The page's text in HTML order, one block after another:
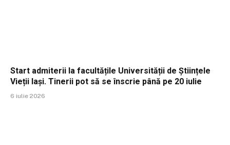
Start admiterii la facultățile Universității de Științele
Vieții Iași. Tinerii pot să se înscrie până pe 20 iulie
6 iulie 2026